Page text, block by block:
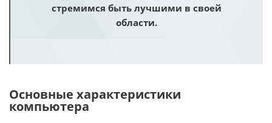
стремимся быть лучшими в своей
области.
Основные характеристики
компьютера